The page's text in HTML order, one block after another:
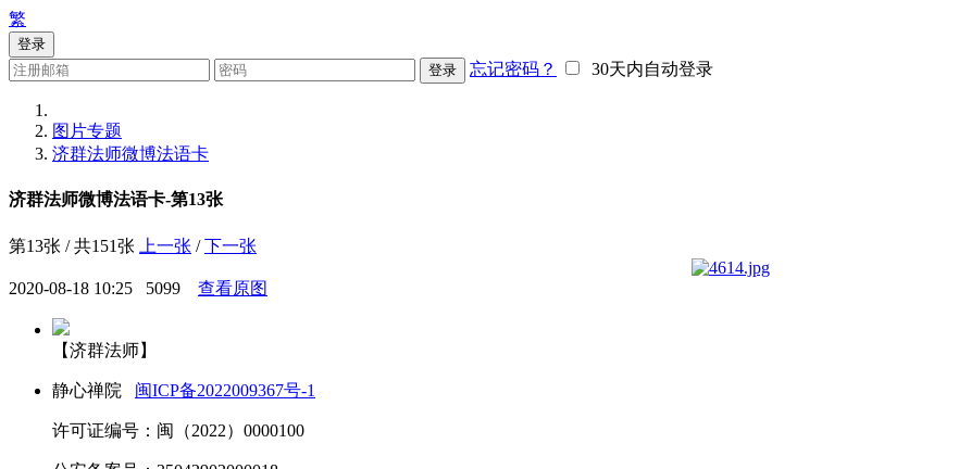
繁
登录
登录
忘记密码？ 30天内自动登录
图片专题
济群法师微博法语卡
济群法师微博法语卡-第13张
第13张 / 共151张 上一张 /下一张
2020-08-18 10:25 5099 查看原图
【济群法师】
静心禅院 闽ICP备2022009367号-1
许可证编号：闽（2022）0000100